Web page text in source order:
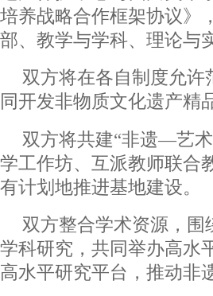
培养战略合作框架协议》
部、教学与学科、理论与
双方将在各自制度允
同开发非物质文化遗产精
双方将共建“非遗—艺
学工作坊、互派教师联合
有计划地推进基地建设。
双方整合学术资源，围
学科研究，共同举办高水
高水平研究平台，推动非